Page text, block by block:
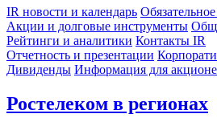
IR новости и календарь
Акции и долговые инструменты
Рейтинги и аналитики Контакты IR
Отчетность и презентации
Дивиденды Информация для
Ростелеком в регионах